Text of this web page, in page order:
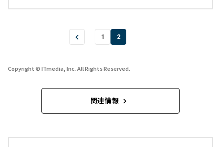
1 2
Copyright © ITmedia, Inc. All Rights Reserved.
関連情報